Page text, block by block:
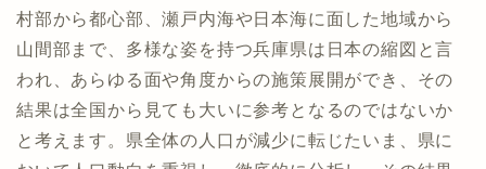
村部から都心部、瀬戸内海や日本海に面した地域から
山間部まで、多様な姿を持つ兵庫県は日本の縮図と言
われ、あらゆる面や角度からの施策展開ができ、その
結果は全国から見ても大いに参考となるのではないか
と考えます。県全体の人口が減少に転じたいま、県に